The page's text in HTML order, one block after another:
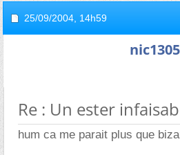
25/09/2004, 14h59
nic1305
Re : Un ester
hum ca me parait plus que